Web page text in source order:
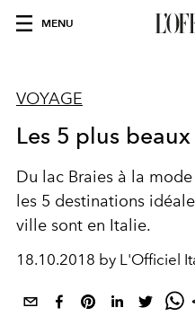
MENU
VOYAGE
Les 5 plus
Du lac Braies à la
les 5 destinations
ville sont en Italie.
18.10.2018 by L'Officiel